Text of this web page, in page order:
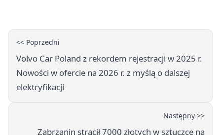
<< Poprzedni
Volvo Car Poland z rekordem rejestracji w 2025 r.
Nowości w ofercie na 2026 r. z myślą o dalszej
elektryfikacji
Następny >>
Zabrzanin stracił 7000 złotych w sztuczce na